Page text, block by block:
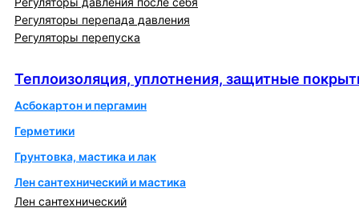
Регуляторы перепада давления
Регуляторы перепуска
Теплоизоляция, уплотнения, защитные
Асбокартон и пергамин
Герметики
Грунтовка, мастика и лак
Лен сантехнический и мастика
Лен сантехнический